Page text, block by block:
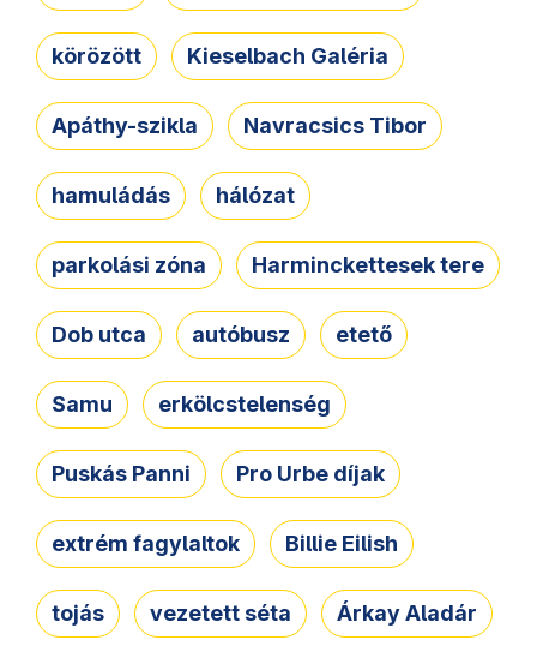
körözött Kieselbach Galéria
Apáthy-szikla Navracsics Tibor
hamuládás hálózat
parkolási zóna Harminckettesek tere
Dob utca autóbusz etető
Samu erkölcstelenség
Puskás Panni Pro Urbe díjak
extrém fagylaltok Billie Eilish
tojás vezetett séta Árkay Aladár